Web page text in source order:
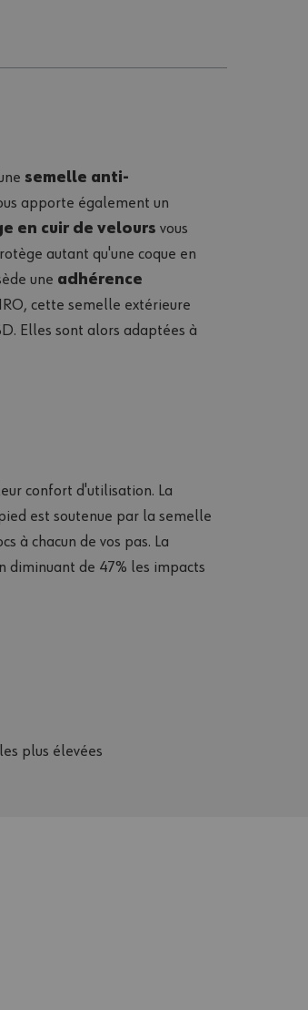
semelle anti-
apporte également un
en cuir de velours vous
autant qu'une coque en
une adhérence
cette semelle extérieure
Elles sont alors adaptées à
confort d'utilisation. La
pied est soutenue par la semelle
à chacun de vos pas. La
diminuant de 47% les impacts
plus élevées